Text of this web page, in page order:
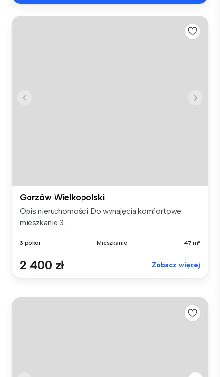
Gorzów Wielkopolski
Opis nieruchomości Do wynajęcia komfortowe
mieszkanie 3...
3 pokoi Mieszkanie 47 m²
2 400 zł Zobacz więcej